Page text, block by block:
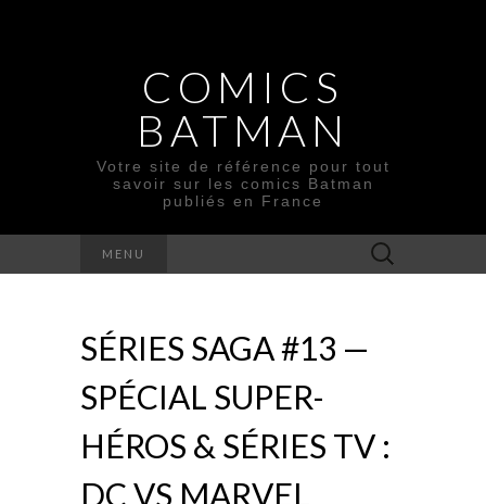
COMICS
BATMAN
Votre site de référence pour tout
savoir sur les comics Batman
publiés en France
MENU Rechercher :
SÉRIES SAGA #13 —
SPÉCIAL SUPER-
HÉROS & SÉRIES TV :
DC VS MARVEL